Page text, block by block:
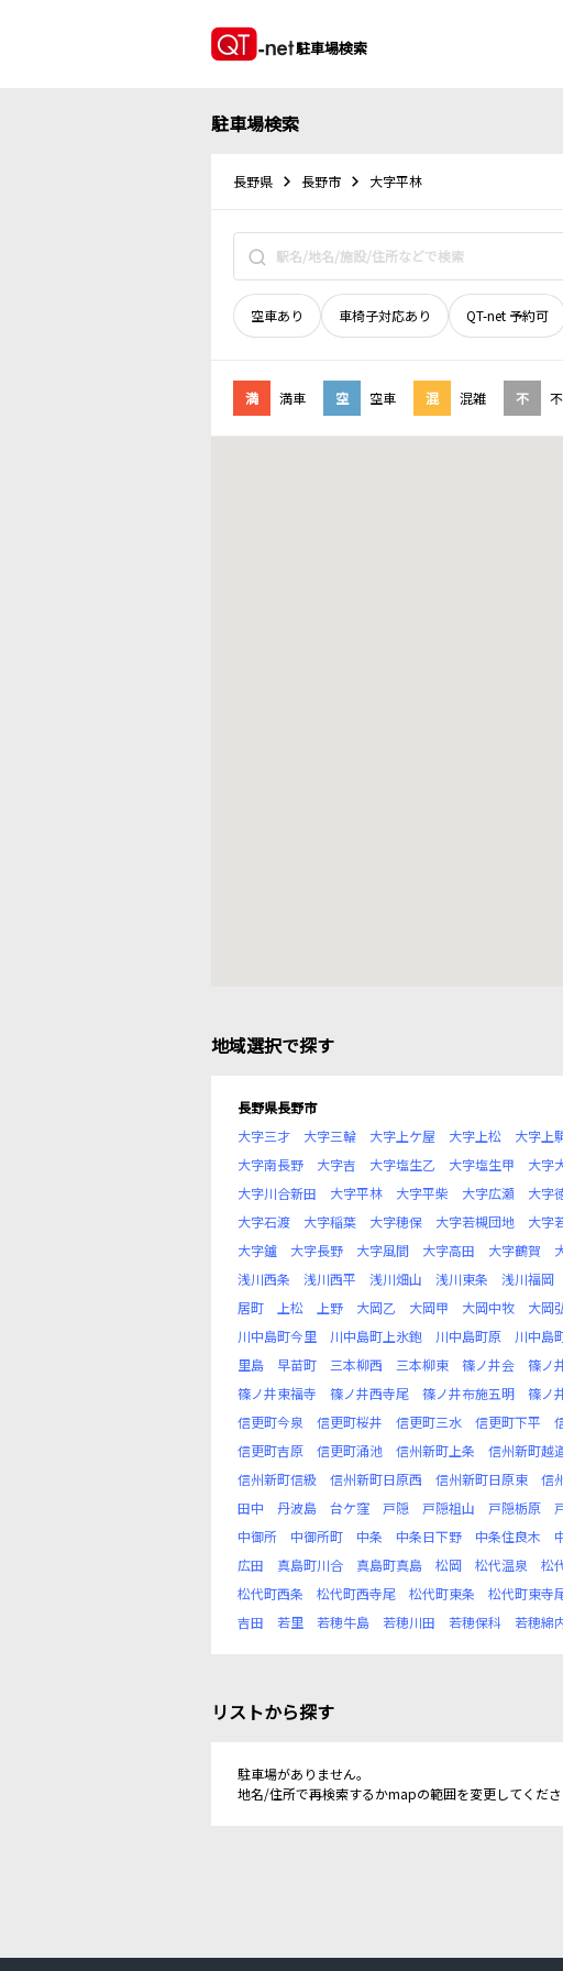
駐車場検索
駐車場検索
長野県 長野市 大字平林
空車あり 車椅子対応あり QT-net 予約可
満 満車 空 空車 混 混雑 不
地域選択で探す
長野県長野市
大字三才
大字三輪 大字上ケ屋 大字上松 大字上
大字南長野
大字吉 大字塩生乙 大字塩生甲 大字
大字川合新田
大字平林 大字平柴 大字広瀬 大字
大字石渡
大字稲葉 大字穂保 大字若槻団地 大字
大字鑪
大字長野 大字風間 大字高田 大字鶴賀
浅川西条
浅川西平 浅川畑山 浅川東条 浅川福岡
居町
上松 上野 大岡乙 大岡甲 大岡中牧 大岡
川中島町今里
川中島町上氷鉋 川中島町原 川中島
里島
早苗町 三本柳西 三本柳東 篠ノ井会 篠ノ
篠ノ井東福寺
篠ノ井西寺尾 篠ノ井布施五明 篠ノ
信更町今泉
信更町桜井 信更町三水 信更町下平
信更町吉原
信更町涌池 信州新町上条 信州新町越
信州新町信級
信州新町日原西 信州新町日原東 信
田中
丹波島 台ケ窪 戸隠 戸隠祖山 戸隠栃原
中御所
中御所町 中条 中条日下野 中条住良木
広田
真島町川合 真島町真島 松岡 松代温泉 松
松代町西条
松代町西寺尾 松代町東条 松代町東寺
吉田
若里 若穂牛島 若穂川田 若穂保科 若穂綿
リストから探す
駐車場がありません。
地名/住所で再検索するかmapの範囲を変更してくださ